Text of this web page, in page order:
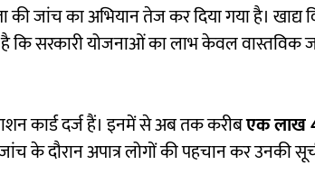
की जांच का अभियान तेज कर दिया गया है। खाद्य
कि सरकारी योजनाओं का लाभ केवल वास्तविक
कार्ड दर्ज हैं। इनमें से अब तक करीबएक लाख
के दौरान अपात्र लोगों की पहचान कर उनकी